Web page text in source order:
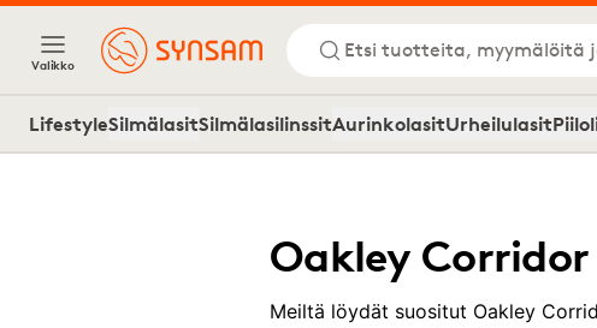
Valikko
Etsi tuotteita, myymälöitä
LifestyleSilmälasitSilmälasilinssitAurinkolasitUrheilulasit
Oakley Corridor
Meiltä löydät suositut Oakley